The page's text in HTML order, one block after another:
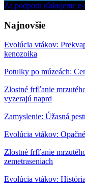
Za podporu ďakujeme e-
Najnovšie
Evolúcia vtákov:
kenozoika
Potulky po múzeách:
Zlostné frfľanie
vyzerajú naprd
Zamyslenie: Úžasná
Evolúcia vtákov:
Zlostné frfľanie
zemetraseniach
Evolúcia vtákov: